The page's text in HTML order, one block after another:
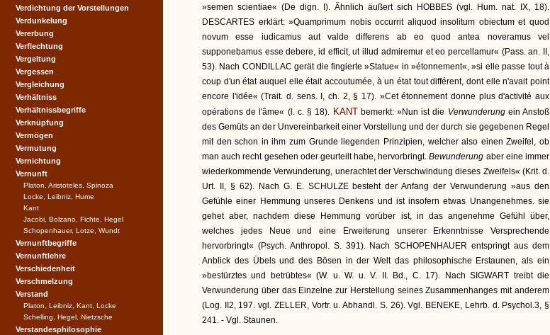
»semen scientiae« (De dign. I). Ähnlich äußert sich HOBBES (vgl. Hum. nat. IX, 18).
DESCARTES erklärt: »Quamprimum nobis occurrit aliquod insolitum obiectum et quod
novum esse iudicamus aut valde differens ab eo quod antea noveramus vel
supponebamus esse debere, id efficit, ut illud admiremur et eo percellamur« (Pass. an. II,
53). Nach CONDILLAC gerät die fingierte »Statue« in »étonnement«, »si elle passe tout à
coup d'un état auquel elle était accoutumée, à un état tout différent, dont elle n'avait point
encore l'idée« (Trait. d. sens. I, ch. 2, § 17). »Cet étonnement donne plus d'activité aux
opérations de l'âme« (l. c. § 18). KANT bemerkt: »Nun ist die Verwunderung ein Anstoß
des Gemüts an der Unvereinbarkeit einer Vorstellung und der durch sie gegebenen Regel
mit den schon in ihm zum Grunde liegenden Prinzipien, welcher also einen Zweifel, ob
man auch recht gesehen oder geurteilt habe, hervorbringt.Bewunderung aber eine immer
wiederkommende Verwunderung, unerachtet der Verschwindung dieses Zweifels« (Krit. d.
Urt. II, § 62). Nach G. E. SCHULZE besteht der Anfang der Verwunderung »aus den
Gefühle einer Hemmung unseres Denkens und ist insofern etwas Unangenehmes. sie
gehet aber, nachdem diese Hemmung vorüber ist, in das angenehme Gefühl über,
welches jedes Neue und eine Erweiterung unserer Erkenntnisse Versprechende
hervorbringt« (Psych. Anthropol. S. 391). Nach SCHOPENHAUER entspringt aus dem
Anblick des Übels und des Bösen in der Welt das philosophische Erstaunen, als ein
»bestürztes und betrübtes« (W. u. W. u. V. II. Bd., C. 17). Nach SIGWART treibt die
Verwunderung über das Einzelne zur Herstellung seines Zusammenhanges mit anderem
(Log. II2, 197. vgl. ZELLER, Vortr. u. Abhandl. S. 26). Vgl. BENEKE, Lehrb. d. Psychol.3, §
241. - Vgl. Staunen.
Verdichtung der Vorstellungen
Verdunkelung
Vererbung
Verflechtung
Vergeltung
Vergessen
Vergleichung
Verhältniss
Verhältnissbegriffe
Verknüpfung
Vermögen
Vermutung
Vernichtung
Vernunft
Platon, Aristoteles, Spinoza
Locke, Leibniz, Hume
Kant
Jacobi, Bolzano, Fichte, Hegel
Schopenhauer, Lotze, Wundt
Vernunftbegriffe
Vernunftlehre
Verschiedenheit
Verschmelzung
Verstand
Platon, Leibniz, Kant, Locke
Schelling, Hegel, Nietzsche
Verstandesphilosophie